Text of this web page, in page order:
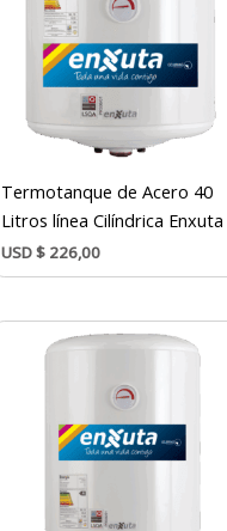
Termotanque de Acero 40
Litros línea Cilíndrica Enxuta
USD$ 226,00